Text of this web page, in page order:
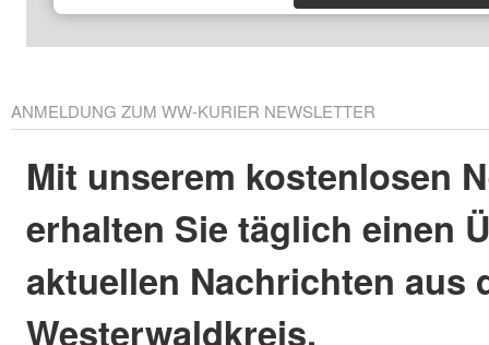
ANMELDUNG ZUM WW-KURIER NEWSLETTER
Mit unserem kostenlosen
erhalten Sie täglich einen
aktuellen Nachrichten aus
Westerwaldkreis.